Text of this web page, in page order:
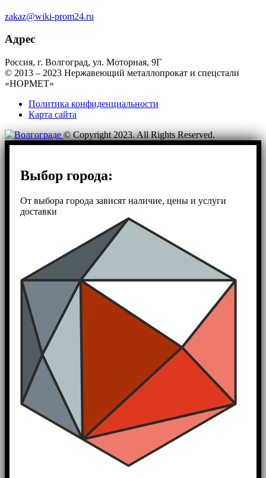
zakaz@wiki-prom24.ru
Адрес
Россия, г. Волгоград, ул. Моторная, 9Г
© 2013 – 2023 Нержавеющий металлопрокат и спецстали
«НОРМЕТ»
Политика конфиденциальности
Карта сайта
© Copyright 2023. All Rights Reserved.
Выбор города:
От выбора города зависят наличие, цены и услуги
доставки